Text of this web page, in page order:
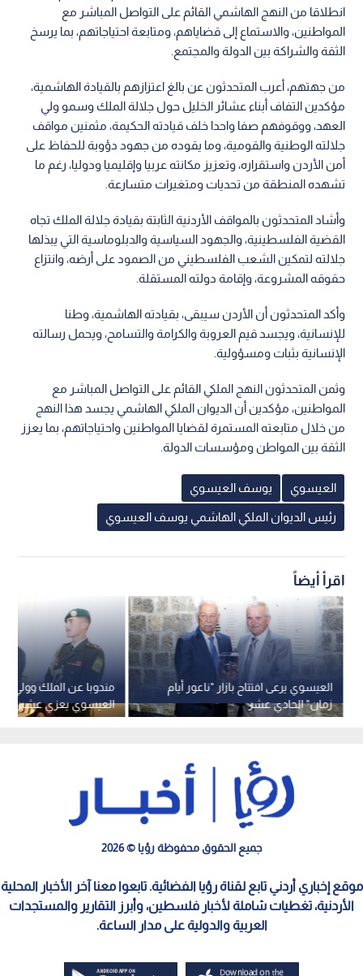
انطلاقا من النهج الهاشمي القائم على التواصل المباشر مع
المواطنين، والاستماع إلى قضاياهم، ومتابعة احتياجاتهم، بما يرسخ
الثقة والشراكة بين الدولة والمجتمع.
من جهتهم، أعرب المتحدثون عن بالغ اعتزازهم بالقيادة الهاشمية،
مؤكدين التفاف أبناء عشائر الخليل حول جلالة الملك وسمو ولي
العهد، ووقوفهم صفا واحدا خلف قيادته الحكيمة، مثمنين مواقف
جلالته الوطنية والقومية، وما يقوده من جهود دؤوبة للحفاظ على
أمن الأردن واستقراره، وتعزيز مكانته عربيا وإقليميا ودوليا، رغم ما
تشهده المنطقة من تحديات ومتغيرات متسارعة.
وأشاد المتحدثون بالمواقف الأردنية الثابتة بقيادة جلالة الملك تجاه
القضية الفلسطينية، والجهود السياسية والدبلوماسية التي يبذلها
جلالته لتمكين الشعب الفلسطيني من الصمود على أرضه، وانتزاع
حقوقه المشروعة، وإقامة دولته المستقلة.
وأكد المتحدثون أن الأردن سيبقى، بقيادته الهاشمية، وطنا
للإنسانية، ويجسد قيم العروبة والكرامة والتسامح، ويحمل رسالته
الإنسانية بثبات ومسؤولية.
وثمن المتحدثون النهج الملكي القائم على التواصل المباشر مع
المواطنين، مؤكدين أن الديوان الملكي الهاشمي يجسد هذا النهج
من خلال متابعته المستمرة لقضايا المواطنين واحتياجاتهم، بما يعزز
الثقة بين المواطن ومؤسسات الدولة.
العيسوي يوسف العيسوي
رئيس الديوان الملكي الهاشمي يوسف العيسوي
اقرأ أيضاً
مندوبا عن الملك وولي
العيسوي يعزي عشيرة
العليقات
العيسوي يرعى افتتاح بازار "ناعور أيام
زمان" الحادي عشر
جميع الحقوق محفوظة رؤيا © 2026
موقع إخباري أردني تابع لقناة رؤيا الفضائية. تابعوا معنا آخر الأخبار المحلية
الأردنية، تغطيات شاملة لأخبار فلسطين، وأبرز التقارير والمستجدات
العربية والدولية على مدار الساعة.